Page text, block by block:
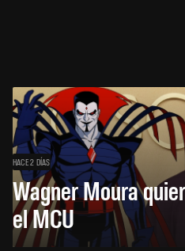
HACE 2 DÍAS
Wagner Moura
el MCU